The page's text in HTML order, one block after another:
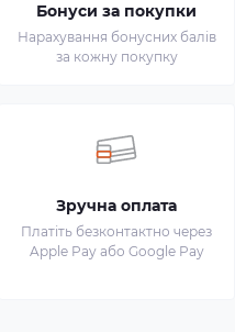
Бонуси за покупки
Нарахування бонусних балів
за кожну покупку
Зручна оплата
Платіть безконтактно через
Apple Pay або Google Pay